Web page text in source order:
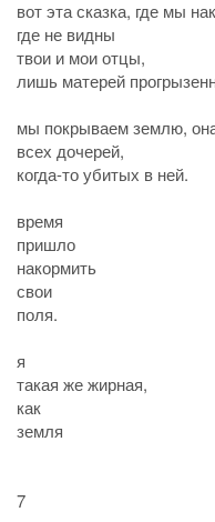
вот эта сказка, где мы
где не видны
твои и мои отцы,
лишь матерей
мы покрываем землю,
всех дочерей,
когда-то убитых в ней.
время
пришло
накормить
свои
поля.
я
такая же жирная,
как
земля
7